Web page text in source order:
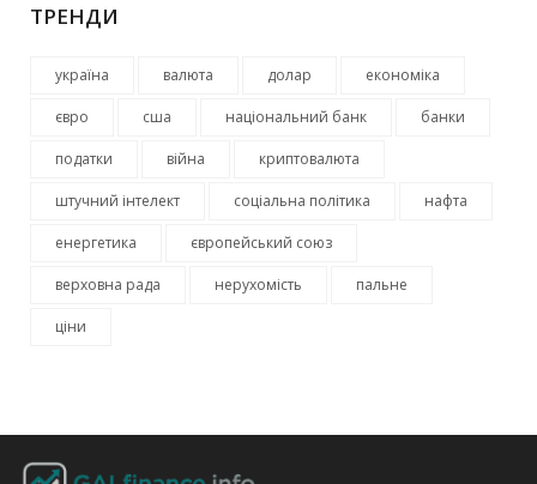
ТРЕНДИ
україна валюта долар економіка
євро сша національний банк банки
податки війна криптовалюта
штучний інтелект соціальна політика нафта
енергетика європейський союз
верховна рада нерухомість пальне
ціни